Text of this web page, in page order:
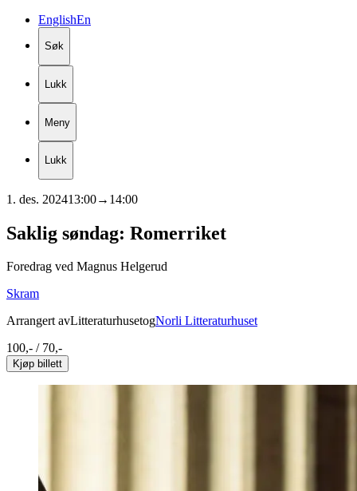
EnglishEn
Søk
Lukk
Meny
Lukk
1. des. 202413:00→ 14:00
Saklig søndag: Romerriket
Foredrag ved Magnus Helgerud
Skram
Arrangert avLitteraturhusetogNorli Litteraturhuset
100,- / 70,-
Kjøp billett